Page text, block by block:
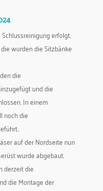
erfolgt.
wurden die Sitzbänke
die
und die
In einem
noch die
auf der Nordseite nun
wurde abgebaut.
derzeit die
die Montage der